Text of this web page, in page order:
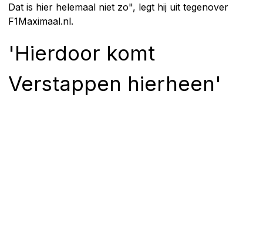
Dat is hier helemaal niet zo", legt hij uit tegenover
F1Maximaal.nl.
'Hierdoor komt
Verstappen hierheen'